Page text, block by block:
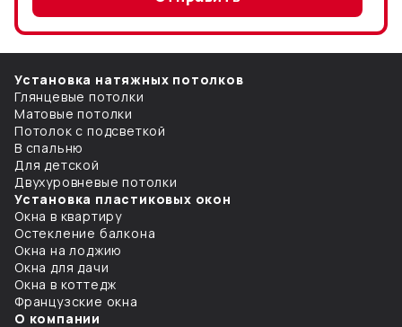
Установка натяжных потолков
Глянцевые потолки
Матовые потолки
Потолок с подсветкой
В спальню
Для детской
Двухуровневые потолки
Установка пластиковых окон
Окна в квартиру
Остекление балкона
Окна на лоджию
Окна для дачи
Окна в коттедж
Французcкие окна
О компании